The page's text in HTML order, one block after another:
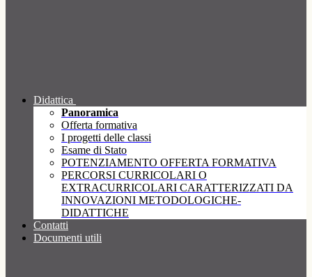
Didattica
Panoramica
Offerta formativa
I progetti delle classi
Esame di Stato
POTENZIAMENTO OFFERTA FORMATIVA
PERCORSI CURRICOLARI O
EXTRACURRICOLARI CARATTERIZZATI DA
INNOVAZIONI METODOLOGICHE-
DIDATTICHE
Contatti
Documenti utili